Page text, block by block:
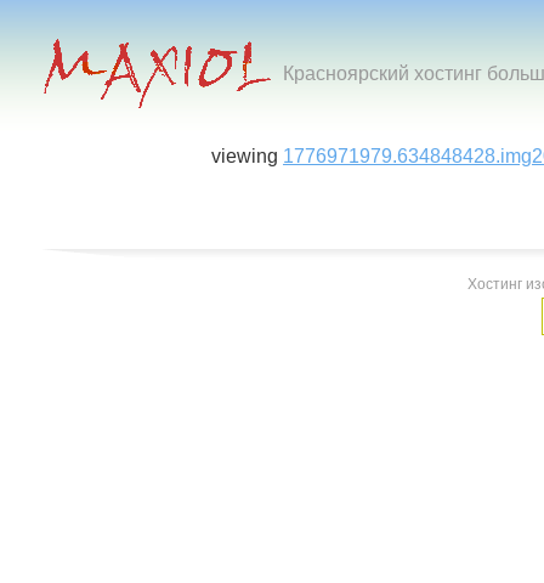
Красноярский хостинг
viewing
Хостинг